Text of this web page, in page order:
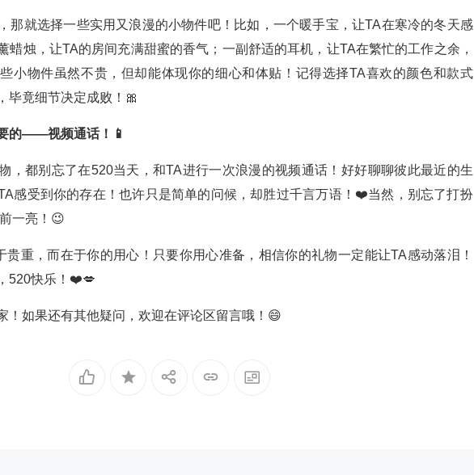
那就选择一些实用又浪漫的小物件吧！比如，一个暖手宝，让TA在寒冷的冬天感
蜡烛，让TA的房间充满甜蜜的香气；一副舒适的耳机，让TA在繁忙的工作之余，
物件虽然不贵，但却能体现你的细心和体贴！记得选择TA喜欢的颜色和款式
毕竟细节决定成败！🎀
的——视频通话！📱
，都别忘了在520当天，和TA进行一次浪漫的视频通话！好好聊聊彼此最近的生
感受到你的存在！也许只是简单的问候，却胜过千言万语！❤️当然，别忘了打扮
一亮！😉
贵重，而在于你的用心！只要你用心准备，相信你的礼物一定能让TA感动落泪！
520快乐！❤️💋
！如果还有其他疑问，欢迎在评论区留言哦！😄